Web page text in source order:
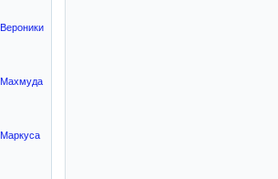
Вероники
Махмуда
Маркуса